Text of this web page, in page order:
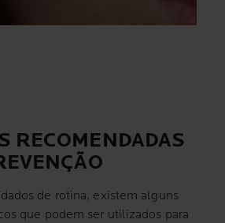
RECOMENDADAS
de rotina, existem alguns
que podem ser utilizados para